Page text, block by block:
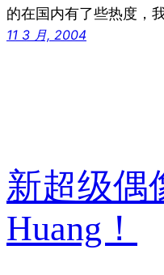
的在国内有了些热度，
11 3 月, 2004
新超级偶
Huang！